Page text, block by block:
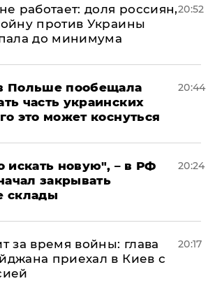
работает: доля россиян,
против Украины
до минимума
20:52
Польше пообещала
часть украинских
это может коснуться
20:44
искать новую", – в РФ
закрывать
склады
20:24
за время войны: глава
приехал в Киев с
20:17